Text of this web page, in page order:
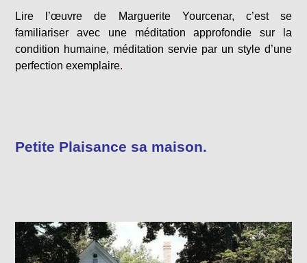
Lire l’œuvre de Marguerite Yourcenar, c’est se
familiariser avec une méditation approfondie sur la
condition humaine, méditation servie par un style d’une
perfection exemplaire.
Petite Plaisance sa maison.